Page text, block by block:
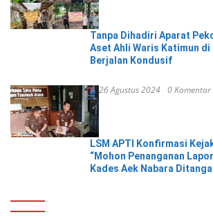
Tanpa Dihadiri Aparat
Aset Ahli Waris Katimun di
Berjalan Kondusif
26 Agustus 2024 0 Komentar
LSM APTI Konfirmasi
“Mohon Penanganan
Kades Aek Nabara